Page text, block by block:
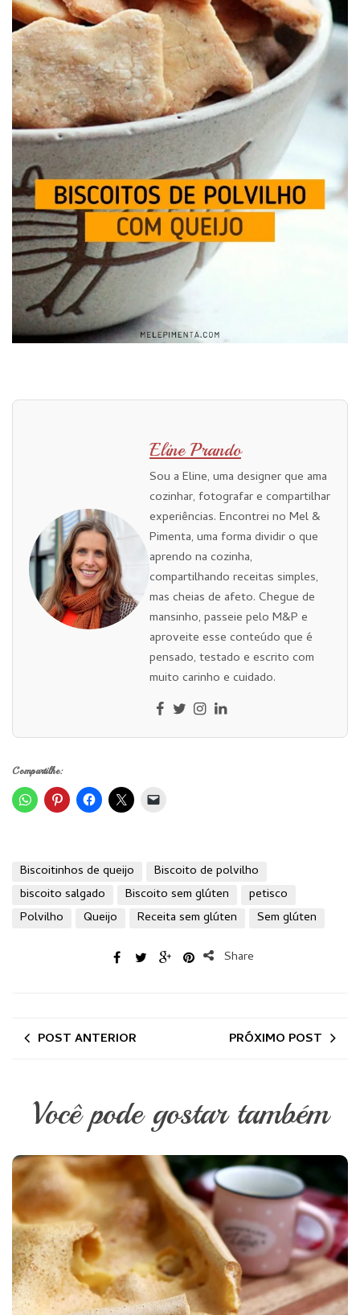
Eline Prando
Sou a Eline, uma designer que ama
cozinhar, fotografar e compartilhar
experiências. Encontrei no Mel &
Pimenta, uma forma dividir o que
aprendo na cozinha,
compartilhando receitas simples,
mas cheias de afeto. Chegue de
mansinho, passeie pelo M&P e
aproveite esse conteúdo que é
pensado, testado e escrito com
muito carinho e cuidado.
Compartilhe:
Biscoitinhos de queijo
Biscoito de polvilho
biscoito salgado
Biscoito sem glúten
petisco
Polvilho
Queijo Receita sem glúten Sem glúten
Share
POST ANTERIOR PRÓXIMO POST
Você pode gostar também